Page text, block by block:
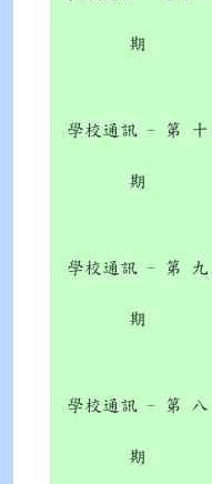
期
學校通訊 - 第 十
期
學校通訊 - 第 九
期
學校通訊 - 第 八
期